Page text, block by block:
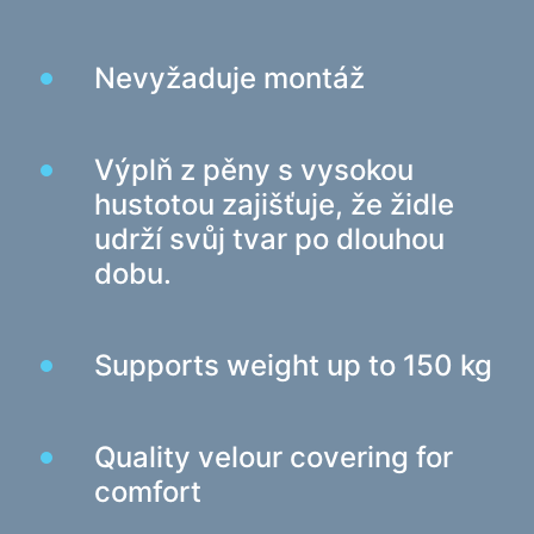
Počítačové komponenty
Počítačové skříně
Ochrana napájení elektřinou
Napájecí prodlužovací kabely
Napěťový chránič
Síťové filtry
Nabíjení, napájení
Nevyžaduje montáž
Výplň z pěny s vysokou
hustotou zajišťuje, že židle
udrží svůj tvar po dlouhou
dobu.
Supports weight up to 150 kg
Quality velour covering for
comfort